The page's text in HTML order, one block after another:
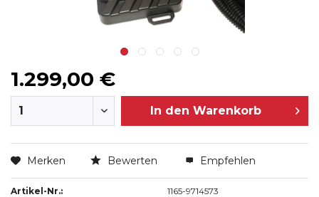
1.299,00 €
In den Warenkorb
Merken Bewerten Empfehlen
Artikel-Nr.: 1165-9714573